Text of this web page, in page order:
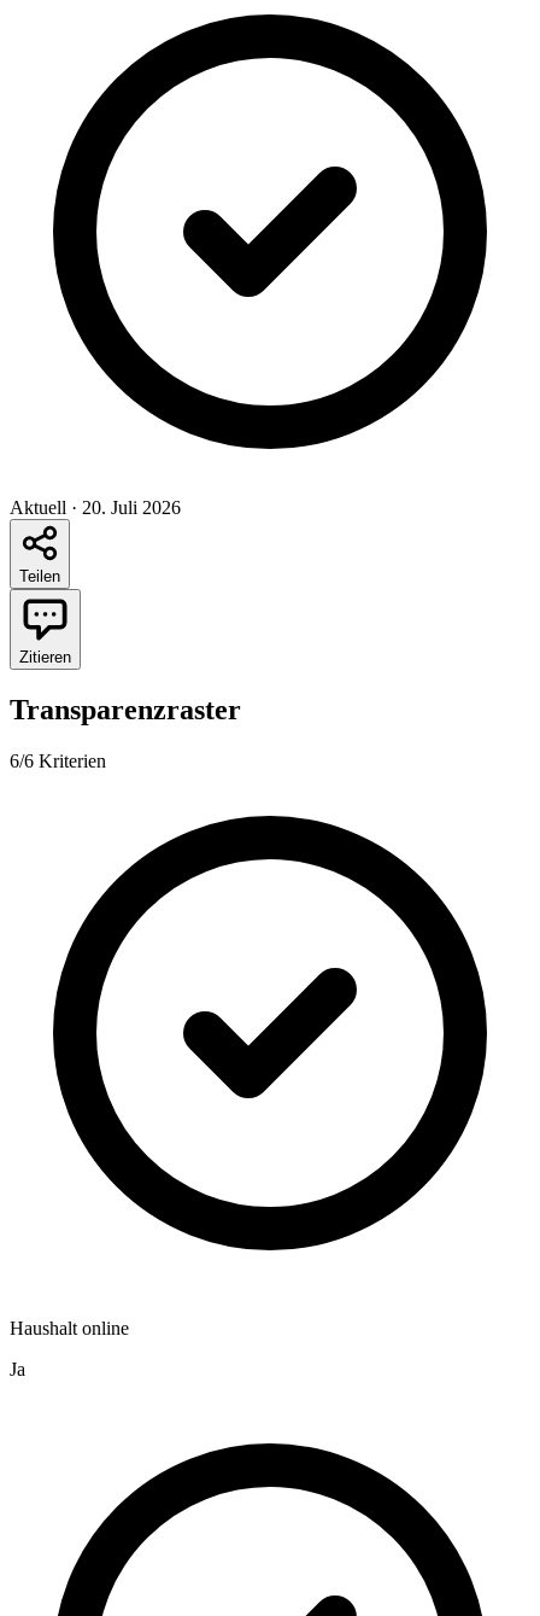
Aktuell · 20. Juli 2026
Teilen
Zitieren
Transparenzraster
6/6 Kriterien
Haushalt online
Ja